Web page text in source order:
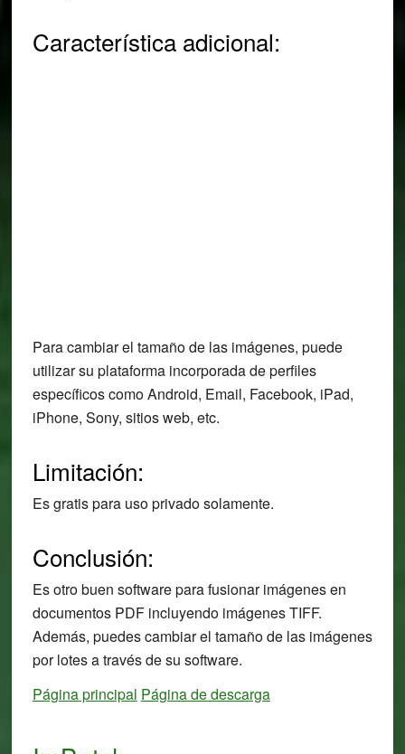
Característica adicional:
Para cambiar el tamaño de las imágenes, puede
utilizar su plataforma incorporada de perfiles
específicos como Android, Email, Facebook, iPad,
iPhone, Sony, sitios web, etc.
Limitación:
Es gratis para uso privado solamente.
Conclusión:
Es otro buen software para fusionar imágenes en
documentos PDF incluyendo imágenes TIFF.
Además, puedes cambiar el tamaño de las imágenes
por lotes a través de su software.
Página principal Página de descarga